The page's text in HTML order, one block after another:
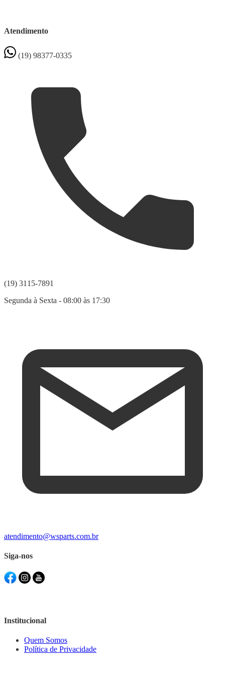
Atendimento
(19) 98377-0335
(19) 3115-7891
Segunda à Sexta - 08:00 às 17:30
atendimento@wsparts.com.br
Siga-nos
Institucional
Quem Somos
Política de Privacidade